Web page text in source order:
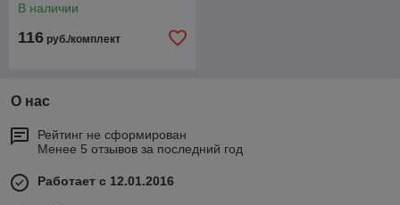
В наличии
116 руб./комплект
О нас
Рейтинг не сформирован
Менее 5 отзывов за последний год
Работает с 12.01.2016